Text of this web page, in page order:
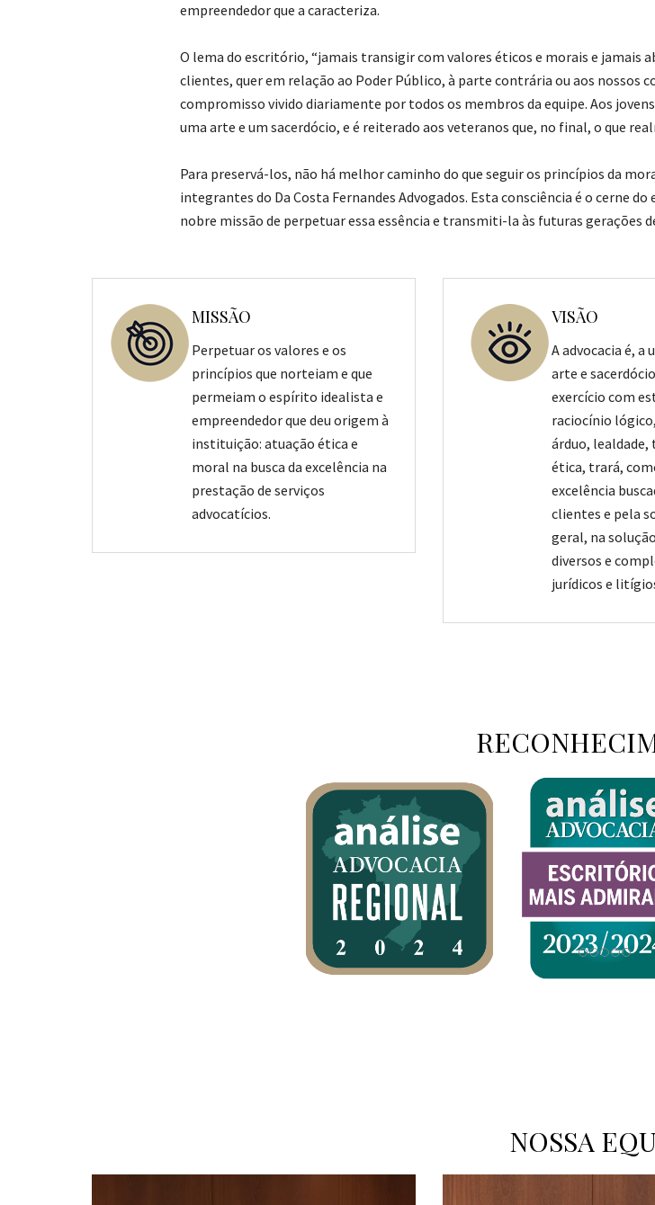
empreendedor que a caracteriza.
O lema do escritório, “jamais transigir com valores éticos e morais e jamais
clientes, quer em relação ao Poder Público, à parte contrária ou aos nossos
compromisso vivido diariamente por todos os membros da equipe. Aos
uma arte e um sacerdócio, e é reiterado aos veteranos que, no final, o que
Para preservá-los, não há melhor caminho do que seguir os princípios da
integrantes do Da Costa Fernandes Advogados. Esta consciência é o cerne
nobre missão de perpetuar essa essência e transmiti-la às futuras gerações
MISSÃO
Perpetuar os valores e os
princípios que norteiam e que
permeiam o espírito idealista e
empreendedor que deu origem à
instituição: atuação ética e
moral na busca da excelência na
prestação de serviços
advocatícios.
VISÃO
A advocacia é, a
arte e
exercício com
raciocínio
árduo, lealdade,
ética, trará,
excelência
clientes e pela
geral, na
diversos e
jurídicos e
NOSSA